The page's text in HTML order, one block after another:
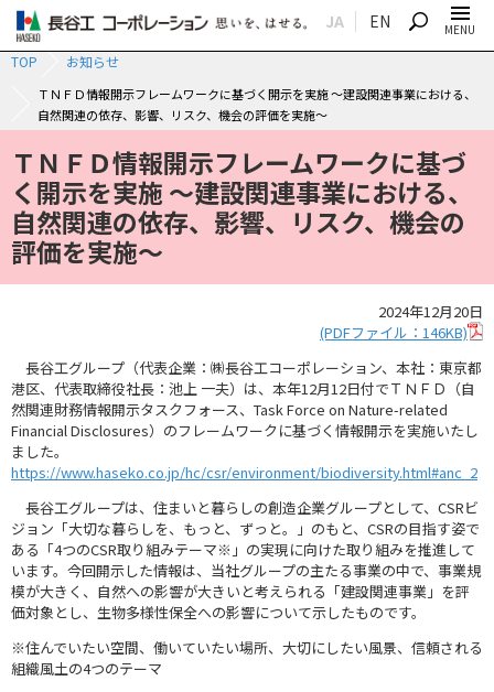
JA EN
SEARCH MENU
TOP お知らせ
ＴＮＦＤ情報開示フレームワークに基づく開示を実施 ～建設関連事業における、
自然関連の依存、影響、リスク、機会の評価を実施～
ＴＮＦＤ情報開示フレームワークに基づ
く開示を実施 ～建設関連事業における、
自然関連の依存、影響、リスク、機会の
評価を実施～
2024年12月20日
(PDFファイル：146KB)
長谷工グループ（代表企業：㈱長谷工コーポレーション、本社：東京都
港区、代表取締役社長：池上 一夫）は、本年12月12日付でＴＮＦＤ（自
然関連財務情報開示タスクフォース、Task Force on Nature-related
Financial Disclosures）のフレームワークに基づく情報開示を実施いたし
ました。
https://www.haseko.co.jp/hc/csr/environment/biodiversity.html#anc_2
長谷工グループは、住まいと暮らしの創造企業グループとして、CSRビ
ジョン「大切な暮らしを、もっと、ずっと。」のもと、CSRの目指す姿で
ある「4つのCSR取り組みテーマ※」の実現に向けた取り組みを推進して
います。今回開示した情報は、当社グループの主たる事業の中で、事業規
模が大きく、自然への影響が大きいと考えられる「建設関連事業」を評
価対象とし、生物多様性保全への影響について示したものです。
※住んでいたい空間、働いていたい場所、大切にしたい風景、信頼される
組織風土の4つのテーマ